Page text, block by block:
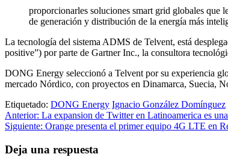
proporcionarles soluciones smart grid globales que
de generación y distribución de la energía más
La tecnología del sistema ADMS de Telvent, está
positive”) por parte de Gartner Inc., la consultora
DONG Energy seleccionó a Telvent por su experiencia
mercado Nórdico, con proyectos en Dinamarca, Suecia,
Etiquetado: DONG Energy Ignacio González Domínguez
Navegación
de
entradas
Anterior: La expansion de Twitter en Latinoamerica es
Siguiente: Orange presenta el primer equipo 4G LTE en
Deja una respuesta